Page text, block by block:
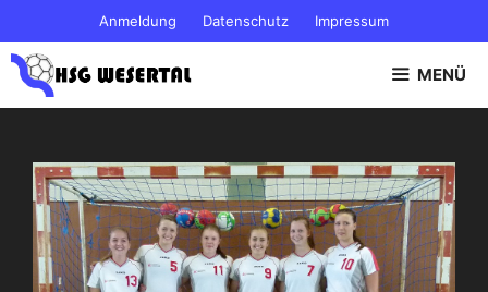
Inhalt
springen
Anmeldung Datenschutz Impressum
MENÜ